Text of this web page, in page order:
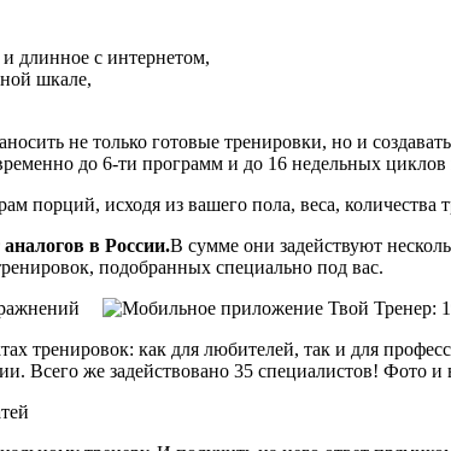
и длинное с интернетом,
шкале,
не только готовые тренировки, но и
до 6-ти программ и до 16 недельных
порций, исходя из вашего пола, веса,
в России.В сумме они задействуют
подобранных специально под вас.
тренировок: как для любителей, так и для
Всего же задействовано 35 специалистов! Фото и